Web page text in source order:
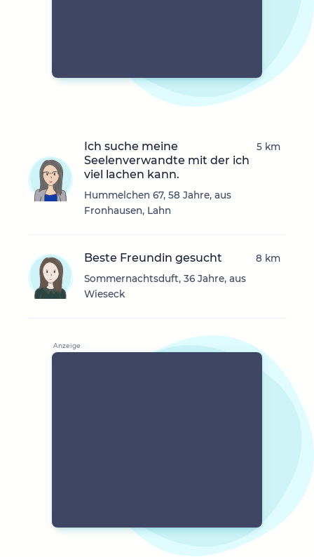
Ich suche meine
Seelenverwandte mit der ich
viel lachen kann.
Hummelchen 67, 58 Jahre, aus
Fronhausen, Lahn
5 km
Beste Freundin gesucht
Sommernachtsduft, 36 Jahre, aus
Wieseck
8 km